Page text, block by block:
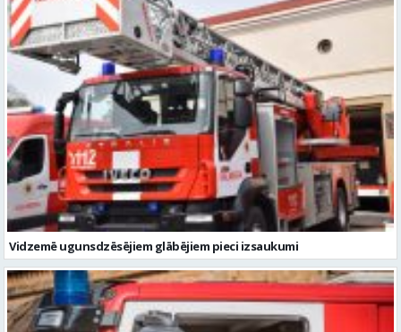
Vidzemē ugunsdzēsējiem glābējiem pieci izsaukumi